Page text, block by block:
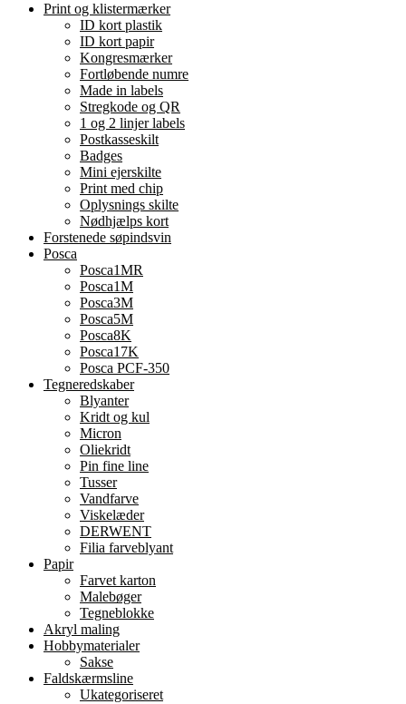
Print og klistermærker
ID kort plastik
ID kort papir
Kongresmærker
Fortløbende numre
Made in labels
Stregkode og QR
1 og 2 linjer labels
Postkasseskilt
Badges
Mini ejerskilte
Print med chip
Oplysnings skilte
Nødhjælps kort
Forstenede søpindsvin
Posca
Posca1MR
Posca1M
Posca3M
Posca5M
Posca8K
Posca17K
Posca PCF-350
Tegneredskaber
Blyanter
Kridt og kul
Micron
Oliekridt
Pin fine line
Tusser
Vandfarve
Viskelæder
DERWENT
Filia farveblyant
Papir
Farvet karton
Malebøger
Tegneblokke
Akryl maling
Hobbymaterialer
Sakse
Faldskærmsline
Ukategoriseret